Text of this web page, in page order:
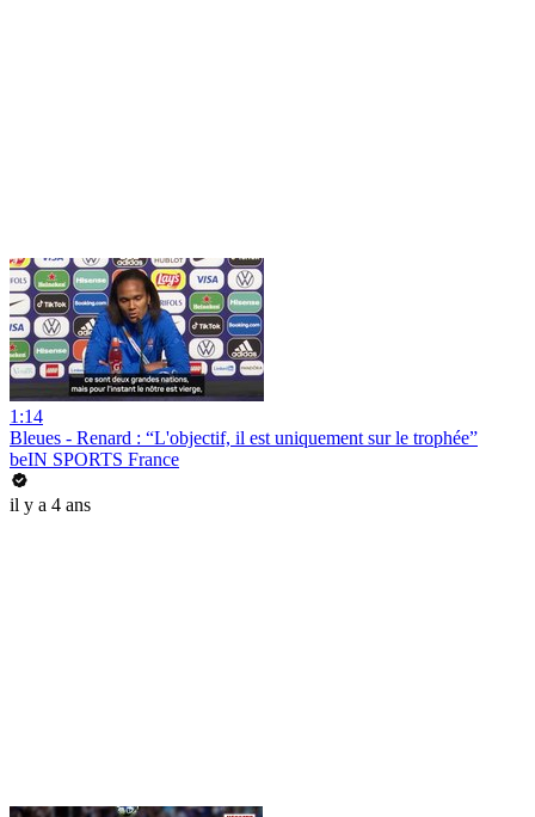
1:14
Bleues - Renard : “L'objectif, il est uniquement sur le trophée”
beIN SPORTS France
il y a 4 ans